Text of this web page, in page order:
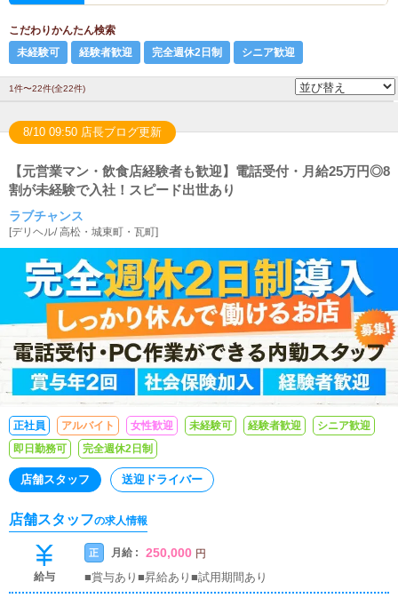
こだわりかんたん検索
未経験可
経験者歓迎 完全週休2日制 シニア歓迎
1件〜22件(全22件)
8/10 09:50 店長ブログ更新
【元営業マン・飲食店経験者も歓迎】電話受付・月給25万円◎8
割が未経験で入社！スピード出世あり
ラブチャンス
[デリヘル/高松・城東町・瓦町]
正社員 アルバイト 女性歓迎 未経験可 経験者歓迎
シニア歓迎
即日勤務可
完全週休2日制
店舗スタッフ 送迎ドライバー
店舗スタッフの求人情報
給与
正 月給 : 250,000 円
■賞与あり■昇給あり■試用期間あり